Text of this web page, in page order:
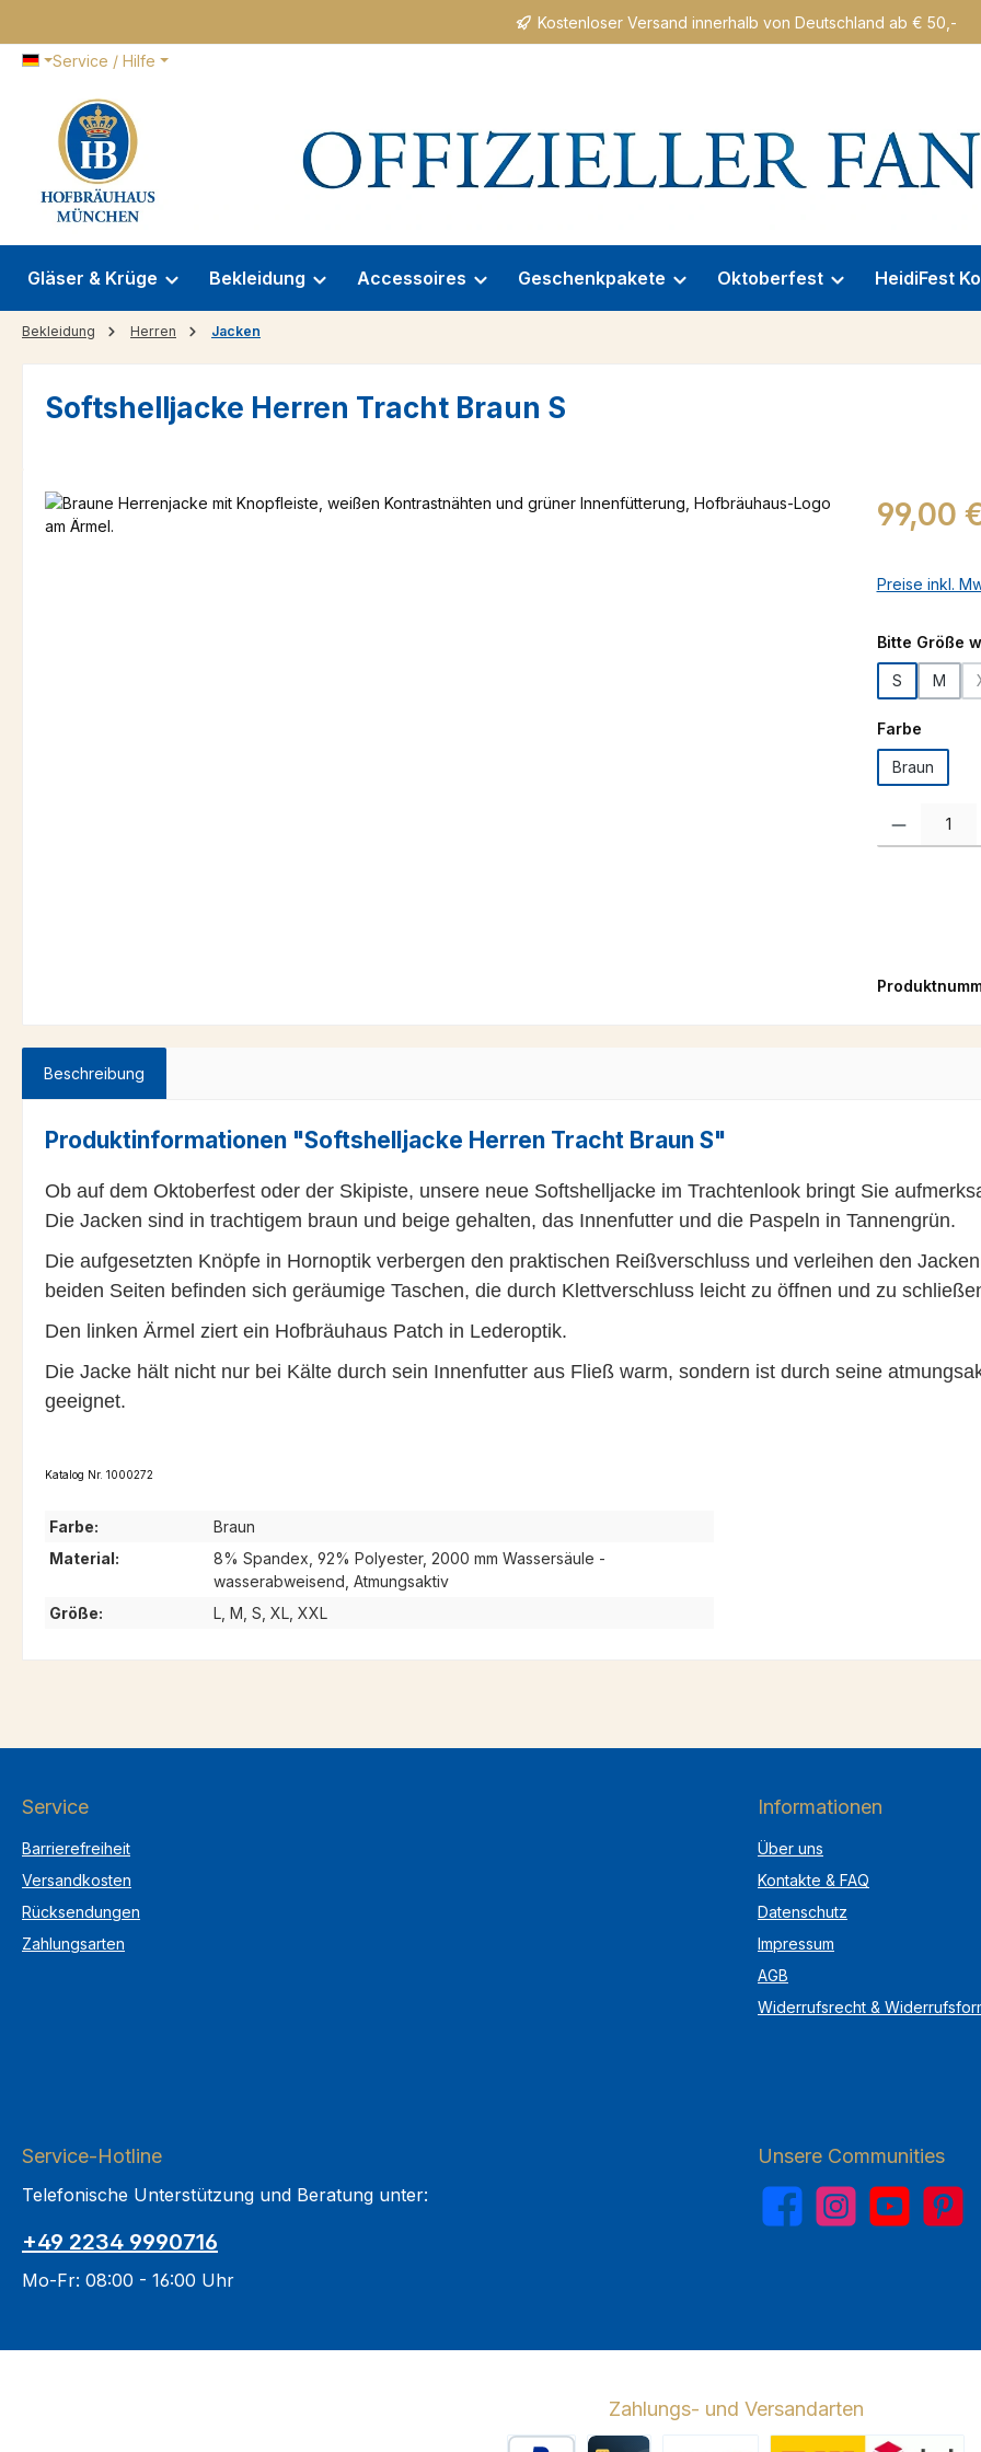
Kostenloser Versand innerhalb von Deutschland ab € 50,-
Service / Hilfe
Gläser & Krüge Bekleidung Accessoires Geschenkpakete Oktoberfest HeidiFest
Bekleidung Herren Jacken
Softshelljacke Herren Tracht Braun S
Bildergalerie überspringen Regulärer
99,00
Preise inkl.
Bitte Größe
S M
Farbe
Braun
Produkt
Beschreibung
Produktinformationen "Softshelljacke Herren Tracht Braun S"
Ob auf dem Oktoberfest oder der Skipiste, unsere neue Softshelljacke im Trachtenlook bringt Sie
Die Jacken sind in trachtigem braun und beige gehalten, das Innenfutter und die Paspeln in Tannengrün.
Die aufgesetzten Knöpfe in Hornoptik verbergen den praktischen Reißverschluss und verleihen den
beiden Seiten befinden sich geräumige Taschen, die durch Klettverschluss leicht zu öffnen und zu
Den linken Ärmel ziert ein Hofbräuhaus Patch in Lederoptik.
Die Jacke hält nicht nur bei Kälte durch sein Innenfutter aus Fließ warm, sondern ist durch seine
geeignet.
Katalog Nr. 1000272
Farbe:
Braun
Material:
8% Spandex, 92% Polyester, 2000 mm Wassersäule -
wasserabweisend, Atmungsaktiv
Größe:
L, M, S, XL, XXL
Service
Barrierefreiheit
Versandkosten
Rücksendungen
Zahlungsarten
Informationen
Über uns
Kontakte & FAQ
Datenschutz
Impressum
AGB
Widerrufsrecht &
Service-Hotline
Telefonische Unterstützung und Beratung unter:
+49 2234 9990716
Mo-Fr: 08:00 - 16:00 Uhr
Unsere Communities
FacebookInstagramYouTubePinterest
Zahlungs- und Versandarten